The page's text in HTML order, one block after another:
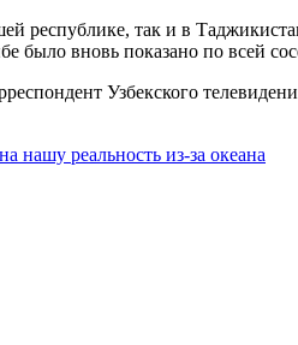
республике, так и в
было вновь показано по всей
Узбекского
нашу реальность из-за океана